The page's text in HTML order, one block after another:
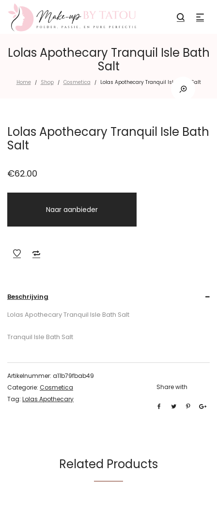
Lolas Apothecary Tranquil Isle Bath
Salt
Home / Shop / Cosmetica / Lolas Apothecary Tranquil Isle Bath Salt
Lolas Apothecary Tranquil Isle Bath
Salt
€62.00
Naar aanbieder
Beschrijving
Lolas Apothecary Tranquil Isle Bath Salt
Tranquil Isle Bath Salt
Artikelnummer: a11b79fbab49
Categorie: Cosmetica
Tag: Lolas Apothecary
Share with
Related Products